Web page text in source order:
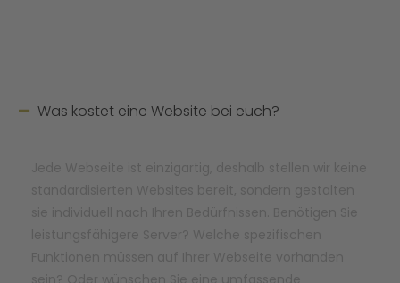
Was kostet eine Website bei euch?